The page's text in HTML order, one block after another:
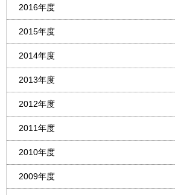
2016年度
2015年度
2014年度
2013年度
2012年度
2011年度
2010年度
2009年度